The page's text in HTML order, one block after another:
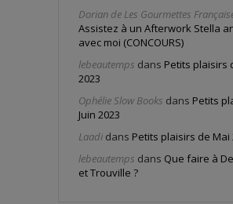
Dorian de Les Gourmettes
Assistez à un Afterwork Stella
avec moi (CONCOURS)
lebeautemps dans Petits plaisirs
2023
Ophélie Slow Books dans Petits
Juin 2023
Laadi dans Petits plaisirs de Mai
lebeautemps dans Que faire à
et Trouville ?